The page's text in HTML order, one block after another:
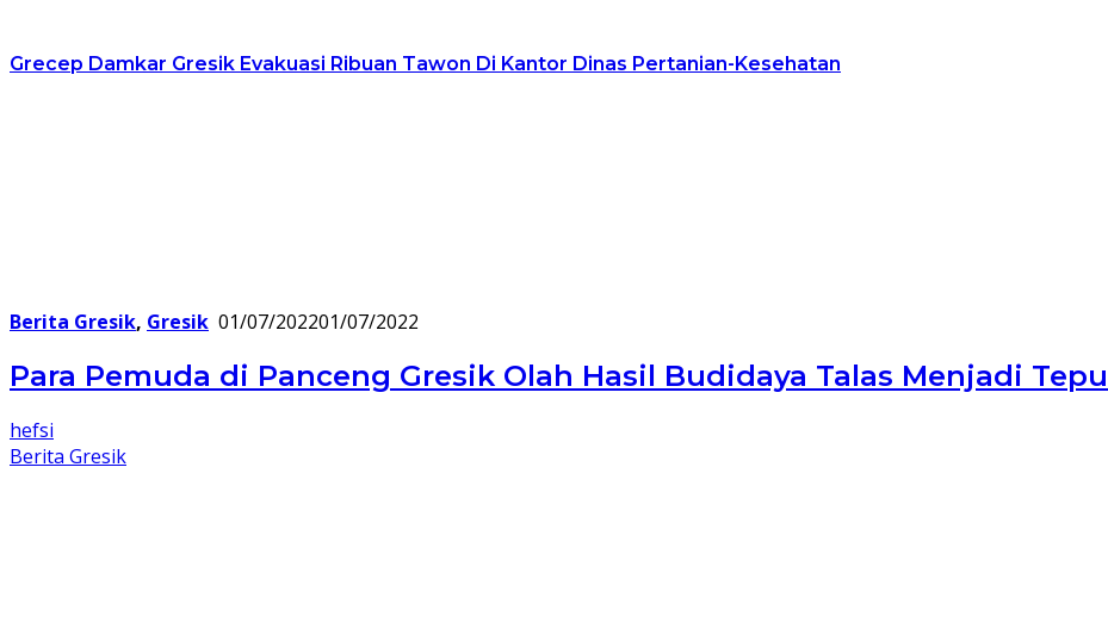
Grecep Damkar Gresik Evakuasi Ribuan Tawon Di Kantor Dinas Pertanian-Kesehatan
Berita Gresik, Gresik 01/07/202201/07/2022
Para Pemuda di Panceng Gresik Olah Hasil Budidaya Talas Menjadi
hefsi
Berita Gresik